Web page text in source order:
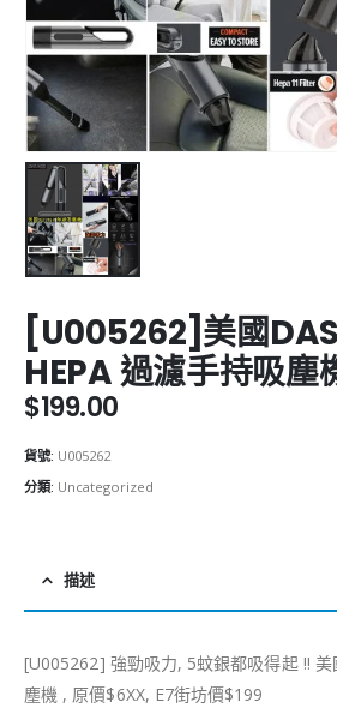
[U005262]美國
HEPA 過濾手持吸塵
$199.00
貨號: U005262
分類: Uncategorized
描述
[U005262] 強勁吸力, 5蚊銀都吸得起 !! 美
塵機 , 原價$6XX, E7街坊價$199